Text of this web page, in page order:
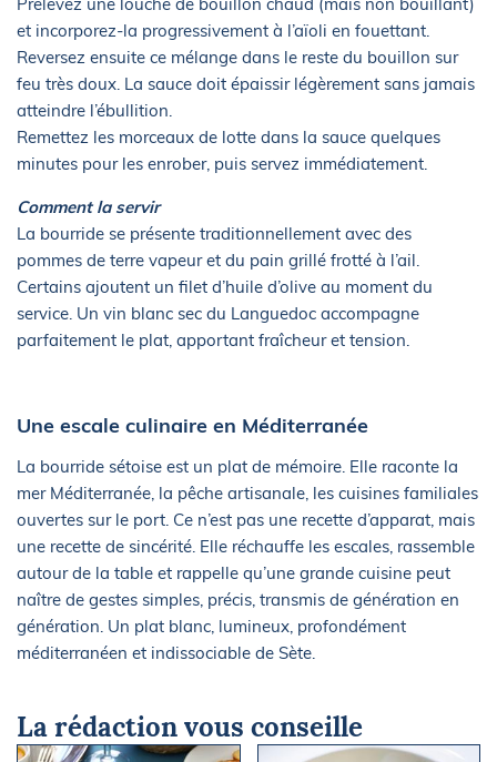
et incorporez-la progressivement à l’aïoli en fouettant.
Reversez ensuite ce mélange dans le reste du bouillon sur
feu très doux. La sauce doit épaissir légèrement sans jamais
atteindre l’ébullition.
Remettez les morceaux de lotte dans la sauce quelques
minutes pour les enrober, puis servez immédiatement.
Comment la servir
La bourride se présente traditionnellement avec des
pommes de terre vapeur et du pain grillé frotté à l’ail.
Certains ajoutent un filet d’huile d’olive au moment du
service. Un vin blanc sec du Languedoc accompagne
parfaitement le plat, apportant fraîcheur et tension.
Une escale culinaire en Méditerranée
La bourride sétoise est un plat de mémoire. Elle raconte la
mer Méditerranée, la pêche artisanale, les cuisines familiales
ouvertes sur le port. Ce n’est pas une recette d’apparat, mais
une recette de sincérité. Elle réchauffe les escales, rassemble
autour de la table et rappelle qu’une grande cuisine peut
naître de gestes simples, précis, transmis de génération en
génération. Un plat blanc, lumineux, profondément
méditerranéen et indissociable de Sète.
La rédaction vous conseille